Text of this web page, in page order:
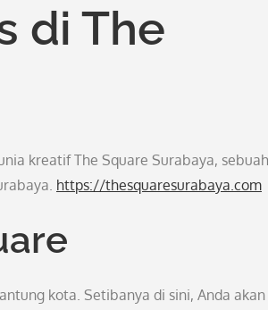
di The
kreatif The Square Surabaya, sebuah
https://thesquaresurabaya.com
kota. Setibanya di sini, Anda akan